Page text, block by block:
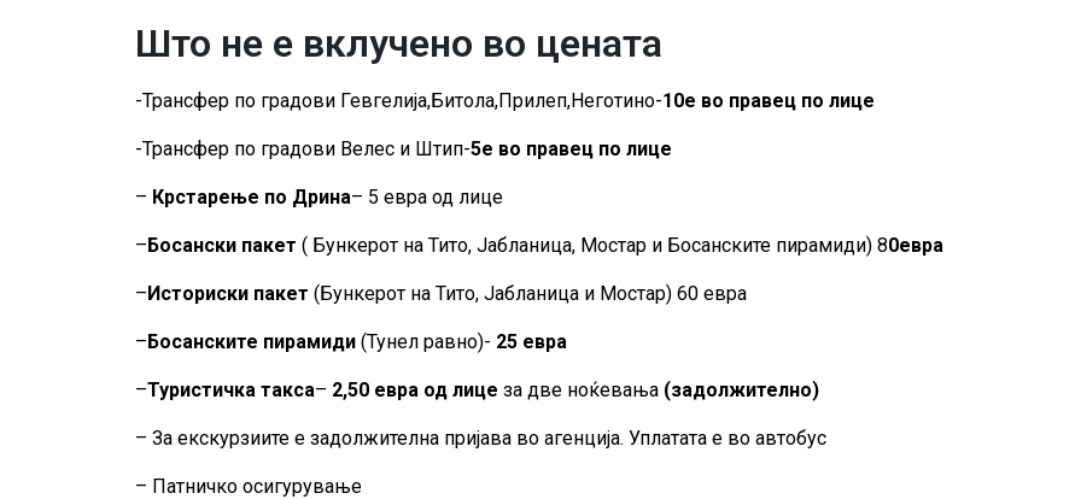
Што не е вклучено во цената
-Трансфер по градови Гевгелија,Битола,Прилеп,Неготино-10е во правец по лице
-Трансфер по градови Велес и Штип-5е во правец по лице
– Крстарење по Дрина– 5 евра од лице
–Босански пакет ( Бункерот на Тито, Јабланица, Мостар и Босанските пирамиди) 80евра
–Историски пакет (Бункерот на Тито, Јабланица и Мостар) 60 евра
–Босанските пирамиди (Тунел равно)- 25 евра
–Туристичка такса– 2,50 евра од лице за две ноќевања (задолжително)
– За екскурзиите е задолжителна пријава во агенција. Уплатата е во автобус
– Патничко осигурување